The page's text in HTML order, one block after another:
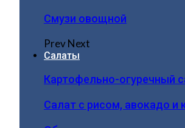
Смузи овощной
PrevNext
Салаты
Картофельно-огуречный
Салат с рисом, авокадо и